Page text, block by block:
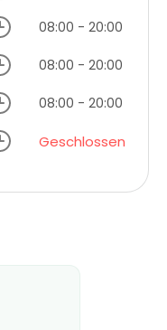
08:00 - 20:00
08:00 - 20:00
08:00 - 20:00
Geschlossen